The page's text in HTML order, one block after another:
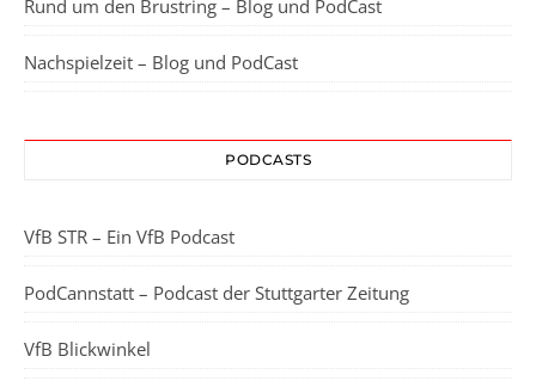
Rund um den Brustring – Blog und PodCast
Nachspielzeit – Blog und PodCast
PODCASTS
VfB STR – Ein VfB Podcast
PodCannstatt – Podcast der Stuttgarter Zeitung
VfB Blickwinkel